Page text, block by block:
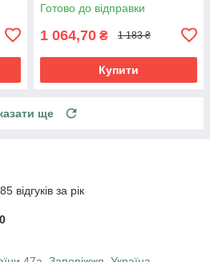
Готово до відправки
1 064,70 ₴ 1 183 ₴
Купити
ще
відгуків за рік